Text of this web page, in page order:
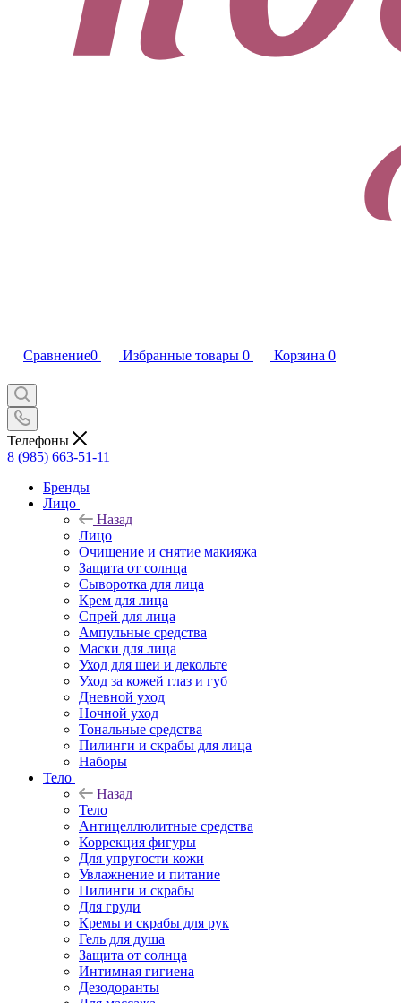
Сравнение0 Избранные товары 0 Корзина 0
Телефоны
8 (985) 663-51-11
Бренды
Лицо
Назад
Лицо
Очищение и снятие макияжа
Защита от солнца
Сыворотка для лица
Крем для лица
Спрей для лица
Ампульные средства
Маски для лица
Уход для шеи и декольте
Уход за кожей глаз и губ
Дневной уход
Ночной уход
Тональные средства
Пилинги и скрабы для лица
Наборы
Тело
Назад
Тело
Антицеллюлитные средства
Коррекция фигуры
Для упругости кожи
Увлажнение и питание
Пилинги и скрабы
Для груди
Кремы и скрабы для рук
Гель для душа
Защита от солнца
Интимная гигиена
Дезодоранты